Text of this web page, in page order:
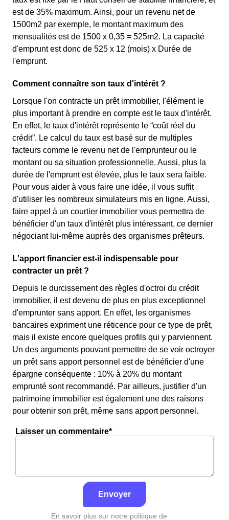
est de 35% maximum. Ainsi, pour un revenu net de
1500m2 par exemple, le montant maximum des
mensualités est de 1500 x 0,35 = 525m2. La capacité
d'emprunt est donc de 525 x 12 (mois) x Durée de
l'emprunt.
Comment connaître son taux d'intérêt ?
Lorsque l'on contracte un prêt immobilier, l'élément le
plus important à prendre en compte est le taux d'intérêt.
En effet, le taux d'intérêt représente le “coût réel du
crédit”. Le calcul du taux est basé sur de multiples
facteurs comme le revenu net de l'emprunteur ou le
montant ou sa situation professionnelle. Aussi, plus la
durée de l'emprunt est élevée, plus le taux sera faible.
Pour vous aider à vous faire une idée, il vous suffit
d'utiliser les nombreux simulateurs mis en ligne. Aussi,
faire appel à un courtier immobilier vous permettra de
bénéficier d'un taux d'intérêt plus intéressant, ce dernier
négociant lui-même auprès des organismes prêteurs.
L'apport financier est-il indispensable pour
contracter un prêt ?
Depuis le durcissement des règles d'octroi du crédit
immobilier, il est devenu de plus en plus exceptionnel
d'emprunter sans apport. En effet, les organismes
bancaires expriment une réticence pour ce type de prêt,
mais il existe encore quelques profils qui y parviennent.
Un des arguments pouvant permettre de se voir octroyer
un prêt sans apport personnel est de bénéficier d'une
épargne conséquente : 10% à 20% du montant
emprunté sont recommandé. Par ailleurs, justifier d'un
patrimoine immobilier est également une des raisons
pour obtenir son prêt, même sans apport personnel.
Laisser un commentaire*
Envoyer
En savoir plus sur notre politique de